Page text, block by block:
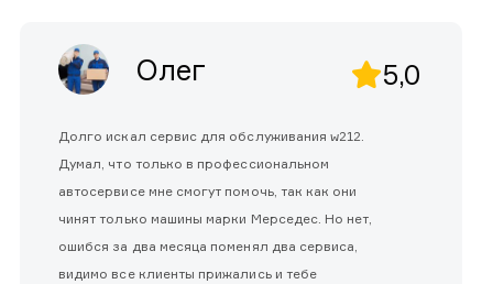
Олег 5,0
Долго искал сервис для обслуживания w212.
Думал, что только в профессиональном
автосервисе мне смогут помочь, так как они
чинят только машины марки Мерседес. Но нет,
ошибся за два месяца поменял два сервиса,
видимо все клиенты прижались и тебе